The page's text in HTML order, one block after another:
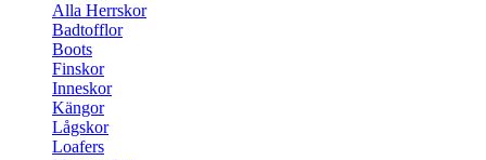
Alla Herrskor
Badtofflor
Boots
Finskor
Inneskor
Kängor
Lågskor
Loafers